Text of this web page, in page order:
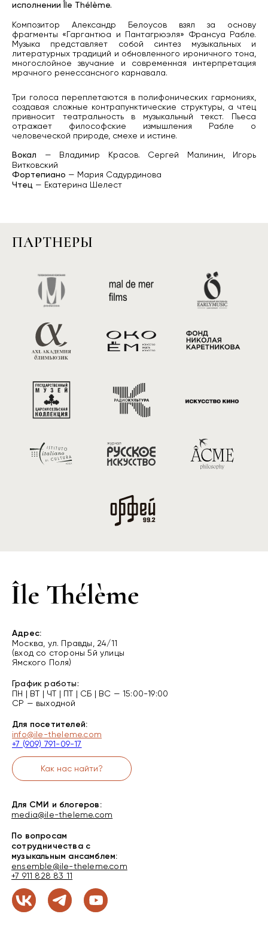
исполнении Île Thélème.
Композитор Александр Белоусов взял за основу
фрагменты «Гаргантюа и Пантагрюэля» Франсуа Рабле.
Музыка представляет собой синтез музыкальных и
литературных традиций и обновленного ироничного тона,
многослойное звучание и современная интерпретация
мрачного ренессансного карнавала.
Три голоса переплетаются в полифонических гармониях,
создавая сложные контрапунктические структуры, а чтец
привносит театральность в музыкальный текст. Пьеса
отражает философские измышления Рабле о
человеческой природе, смехе и истине.
Вокал
— Владимир Красов. Сергей Малинин, Игорь
Витковский
Фортепиано — Мария Садурдинова
Чтец — Екатерина Шелест
ПАРТНЕРЫ
Адрес:
Москва, ул. Правды, 24/11
(вход со стороны 5й улицы
Ямского Поля)
График работы:
ПН | ВТ | ЧТ | ПТ | СБ | ВС — 15:00-19:00
СР — выходной
Для посетителей:
info@ile-theleme.com
+7 (909) 791-09-17
Для СМИ и блогеров:
media@ile-theleme.com
По вопросам
сотрудничества с
музыкальным ансамблем:
ensemble@ile-theleme.com
+7 911 828 83 11
Как нас найти?